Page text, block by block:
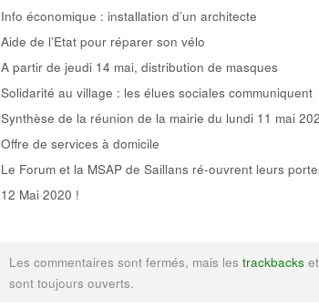
Info économique : installation d’un architecte
Aide de l’Etat pour réparer son vélo
A partir de jeudi 14 mai, distribution de masques
Solidarité au village : les élues sociales communiquent
Synthèse de la réunion de la mairie du lundi 11 mai
Offre de services à domicile
Le Forum et la MSAP de Saillans ré-ouvrent leurs
12 Mai 2020 !
Les commentaires sont fermés, mais les trackbacks
sont toujours ouverts.